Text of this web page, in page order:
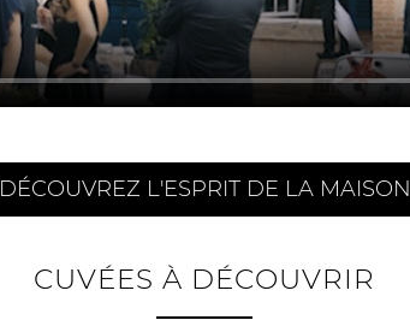
DÉCOUVREZ L'ESPRIT DE LA MAISON
CUVÉES À DÉCOUVRIR